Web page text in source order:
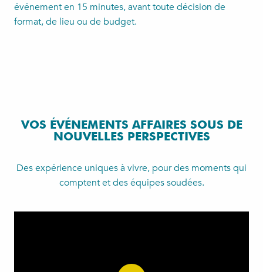
événement en 15 minutes, avant toute décision de
format, de lieu ou de budget.
VOS ÉVÉNEMENTS AFFAIRES SOUS DE
NOUVELLES PERSPECTIVES
Des expérience uniques à vivre, pour des moments qui
comptent et des équipes soudées.